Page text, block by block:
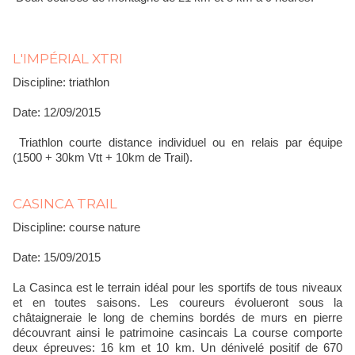
L'IMPÉRIAL XTRI
Discipline: triathlon
Date: 12/09/2015
Triathlon courte distance individuel ou en relais par équipe
(1500 + 30km Vtt + 10km de Trail).
CASINCA TRAIL
Discipline: course nature
Date: 15/09/2015
La Casinca est le terrain idéal pour les sportifs de tous niveaux
et en toutes saisons. Les coureurs évolueront sous la
châtaigneraie le long de chemins bordés de murs en pierre
découvrant ainsi le patrimoine casincais La course comporte
deux épreuves: 16 km et 10 km. Un dénivelé positif de 670